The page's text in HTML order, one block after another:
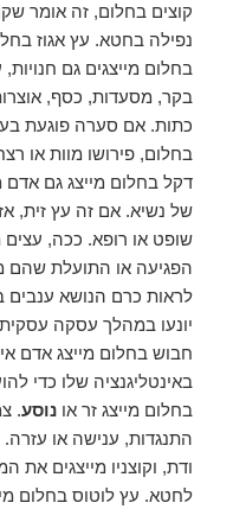
קוצים בחלום, זה אומר
נפילה בחטא. עץ אגוז
בחלום מייצגים גם
בקר, מסעדות, כסף,
כתות. אם סערה פוגעת
בחלום, פירושו מוות או
דקל בחלום מייצג גם
של נשיא. אם זה עץ זית,
שופט או רופא. ככה,
הפגיעה או התועלת שהם
לראות כרם הנושא ענבים
יונעו במהלך עסקה
חבוש בחלום מייצג אדם
באינטליגנציה שלו כדי
בחלום מייצג זר אונוסע.
התנגדות, ענישה או עזרה.
ודת, וקוצניו מייצגים את
לחטא. עץ לוטוס בחלום